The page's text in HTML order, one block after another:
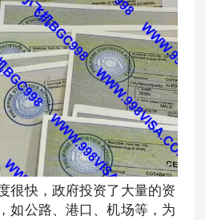
很快，政府投资了大量的资
如公路、港口、机场等，为